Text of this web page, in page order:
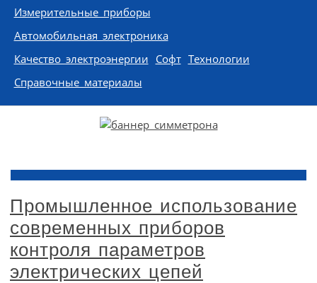
Измерительные приборы
Автомобильная электроника
Качество электроэнергии Софт Технологии
Справочные материалы
Промышленное использование
современных приборов
контроля параметров
электрических цепей